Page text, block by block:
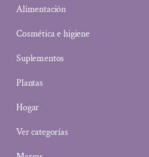
Alimentación
Cosmética e higiene
Suplementos
Plantas
Hogar
Ver categorías